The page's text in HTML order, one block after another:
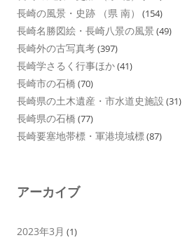
長崎の風景・史跡 （県 南） (154)
長崎名勝図絵・長崎八景の風景 (49)
長崎外の古写真考(397)
長崎学さるく行事ほか(41)
長崎市の石橋 (70)
長崎県の土木遺産・市水道史施設 (31)
長崎県の石橋 (77)
長崎要塞地帯標・軍港境域標(87)
アーカイブ
2023年3月 (1)